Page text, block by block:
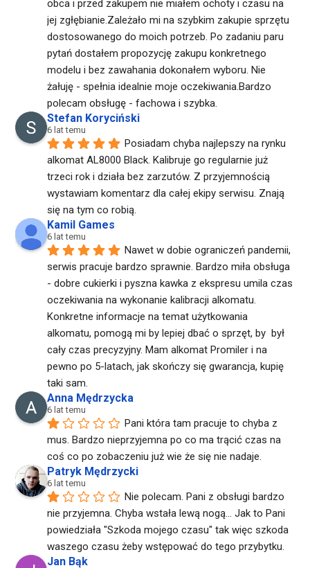
obca i przed zakupem nie miałem ochoty i czasu na
jej zgłębianie.Zależało mi na szybkim zakupie sprzętu
dostosowanego do moich potrzeb. Po zadaniu paru
pytań dostałem propozycję zakupu konkretnego
modelu i bez zawahania dokonałem wyboru. Nie
żałuję - spełnia idealnie moje oczekiwania.Bardzo
polecam obsługę - fachowa i szybka.
Stefan Koryciński
6 lat temu
Posiadam chyba najlepszy na rynku
alkomat AL8000 Black. Kalibruje go regularnie już
trzeci rok i działa bez zarzutów. Z przyjemnością
wystawiam komentarz dla całej ekipy serwisu. Znają
się na tym co robią.
Kamil Games
6 lat temu
Nawet w dobie ograniczeń pandemii,
serwis pracuje bardzo sprawnie. Bardzo miła obsługa
- dobre cukierki i pyszna kawka z ekspresu umila czas
oczekiwania na wykonanie kalibracji alkomatu.
Konkretne informacje na temat użytkowania
alkomatu, pomogą mi by lepiej dbać o sprzęt, by  był
cały czas precyzyjny. Mam alkomat Promiler i na
pewno po 5-latach, jak skończy się gwarancja, kupię
taki sam.
Anna Mędrzycka
6 lat temu
Pani która tam pracuje to chyba z
mus. Bardzo nieprzyjemna po co ma trącić czas na
coś co po zobaczeniu już wie że się nie nadaje.
Patryk Mędrzycki
6 lat temu
Nie polecam. Pani z obsługi bardzo
nie przyjemna. Chyba wstała lewą nogą... Jak to Pani
powiedziała "Szkoda mojego czasu" tak więc szkoda
waszego czasu żeby wstępować do tego przybytku.
Jan Bąk